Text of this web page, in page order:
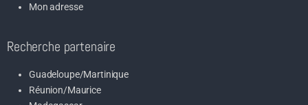
Mon adresse
Recherche partenaire
Guadeloupe/Martinique
Réunion/Maurice